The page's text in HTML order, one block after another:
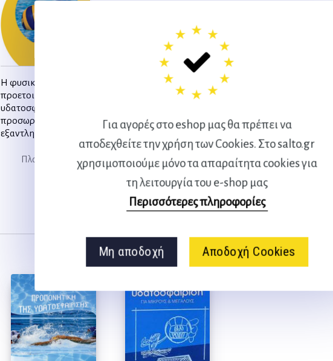
Για αγορές στο eshop μας θα πρέπει να
αποδεχθείτε την χρήση των Cookies. Στο salto.gr
χρησιμοποιούμε μόνο τα απαραίτητα cookies για
τη λειτουργία του e-shop μας
Περισσότερες πληροφορίες
Μη αποδοχή Αποδοχή Cookies
Η φυσική
προετοιμασία των
υδατοσφαιριστών –
προσωρινά
εξαντλημένο
Πλατάνου Θ.